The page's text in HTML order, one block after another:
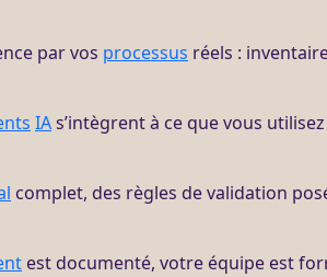
par vos processus réels :
IAs’intègrent à ce que vous
complet, des règles de validation
est documenté, votre équipe est